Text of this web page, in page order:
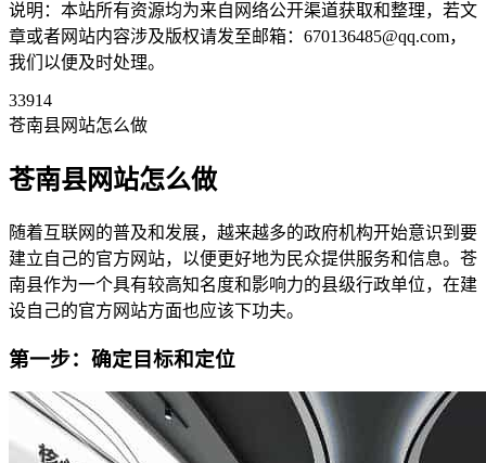
说明：本站所有资源均为来自网络公开渠道获取和整理，若文
章或者网站内容涉及版权请发至邮箱：670136485@qq.com，
我们以便及时处理。
33914
苍南县网站怎么做
苍南县网站怎么做
随着互联网的普及和发展，越来越多的政府机构开始意识到要
建立自己的官方网站，以便更好地为民众提供服务和信息。苍
南县作为一个具有较高知名度和影响力的县级行政单位，在建
设自己的官方网站方面也应该下功夫。
第一步：确定目标和定位